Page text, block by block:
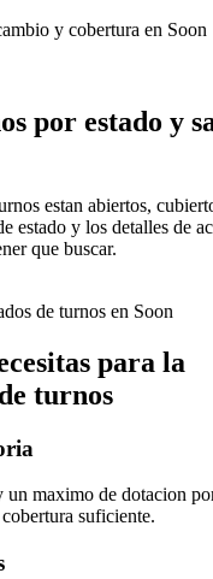
por estado y
estan abiertos,
estado y los detalles de
que buscar.
para la
turnos
un maximo de dotacion
suficiente.